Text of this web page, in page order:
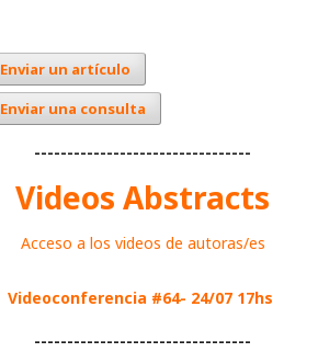
Enviar un artículo
Enviar una consulta
---------------------------------
Videos Abstracts
Acceso a los videos de autoras/es
Videoconferencia #64- 24/07 17hs
---------------------------------